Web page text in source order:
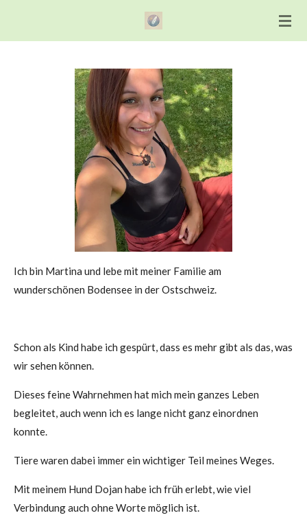
Ich bin Martina und lebe mit meiner Familie am
wunderschönen Bodensee in der Ostschweiz.
Schon als Kind habe ich gespürt, dass es mehr gibt als das, was
wir sehen können.
Dieses feine Wahrnehmen hat mich mein ganzes Leben
begleitet, auch wenn ich es lange nicht ganz einordnen
konnte.
Tiere waren dabei immer ein wichtiger Teil meines Weges.
Mit meinem Hund Dojan habe ich früh erlebt, wie viel
Verbindung auch ohne Worte möglich ist.